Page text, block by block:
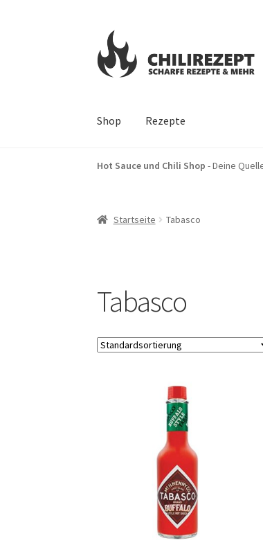
Zur
Navigation
springen
Zum
Inhalt
springen
Shop Rezepte
StartImpressum Kasse Mein Konto
Hot Sauce und Chili Shop - Deine
Startseite Tabasco
Tabasco